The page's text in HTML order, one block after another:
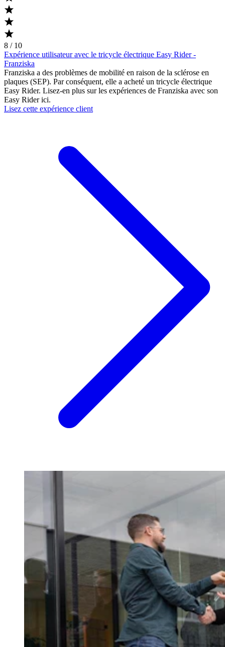
8 / 10
Expérience utilisateur avec le tricycle électrique Easy Rider -
Franziska
Franziska a des problèmes de mobilité en raison de la sclérose en
plaques (SEP). Par conséquent, elle a acheté un tricycle électrique
Easy Rider. Lisez-en plus sur les expériences de Franziska avec son
Easy Rider ici.
Lisez cette expérience client